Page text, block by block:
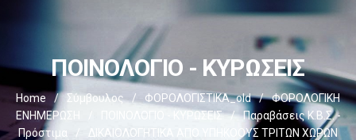
ΠΟΙΝΟΛΟΓΙΟ - ΚΥΡΩΣΕΙΣ
Home / Σύμβουλος / ΦΟΡΟΛΟΓΙΣΤΙΚΑ_old /
ΦΟΡΟΛΟΓΙΚΗ
ΕΝΗΜΕΡΩΣΗ
ΠΟΙΝΟΛΟΓΙΟ - ΚΥΡΩΣΕΙΣ /
Παραβάσεις Κ.Β.Σ. -
Πρόστιμα
/
ΔΙΚΑΙΟΛΟΓΗΤΙΚΑ ΑΠΟ ΥΠΗΚΟΟΥΣ ΤΡΙΤΩΝ ΧΩΡΩΝ